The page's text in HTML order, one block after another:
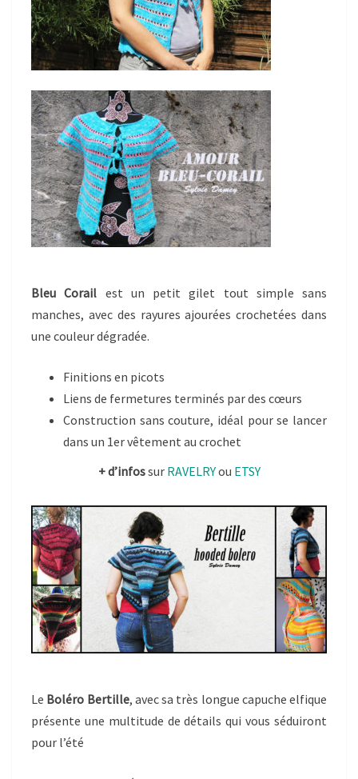
Bleu Corail est un petit gilet tout simple sans
manches, avec des rayures ajourées crochetées dans
une couleur dégradée.
Finitions en picots
Liens de fermetures terminés par des cœurs
Construction sans couture, idéal pour se lancer
dans un 1er vêtement au crochet
+ d’infossur RAVELRYou ETSY
Le Boléro Bertille, avec sa très longue capuche elfique
présente une multitude de détails qui vous séduiront
pour l’été